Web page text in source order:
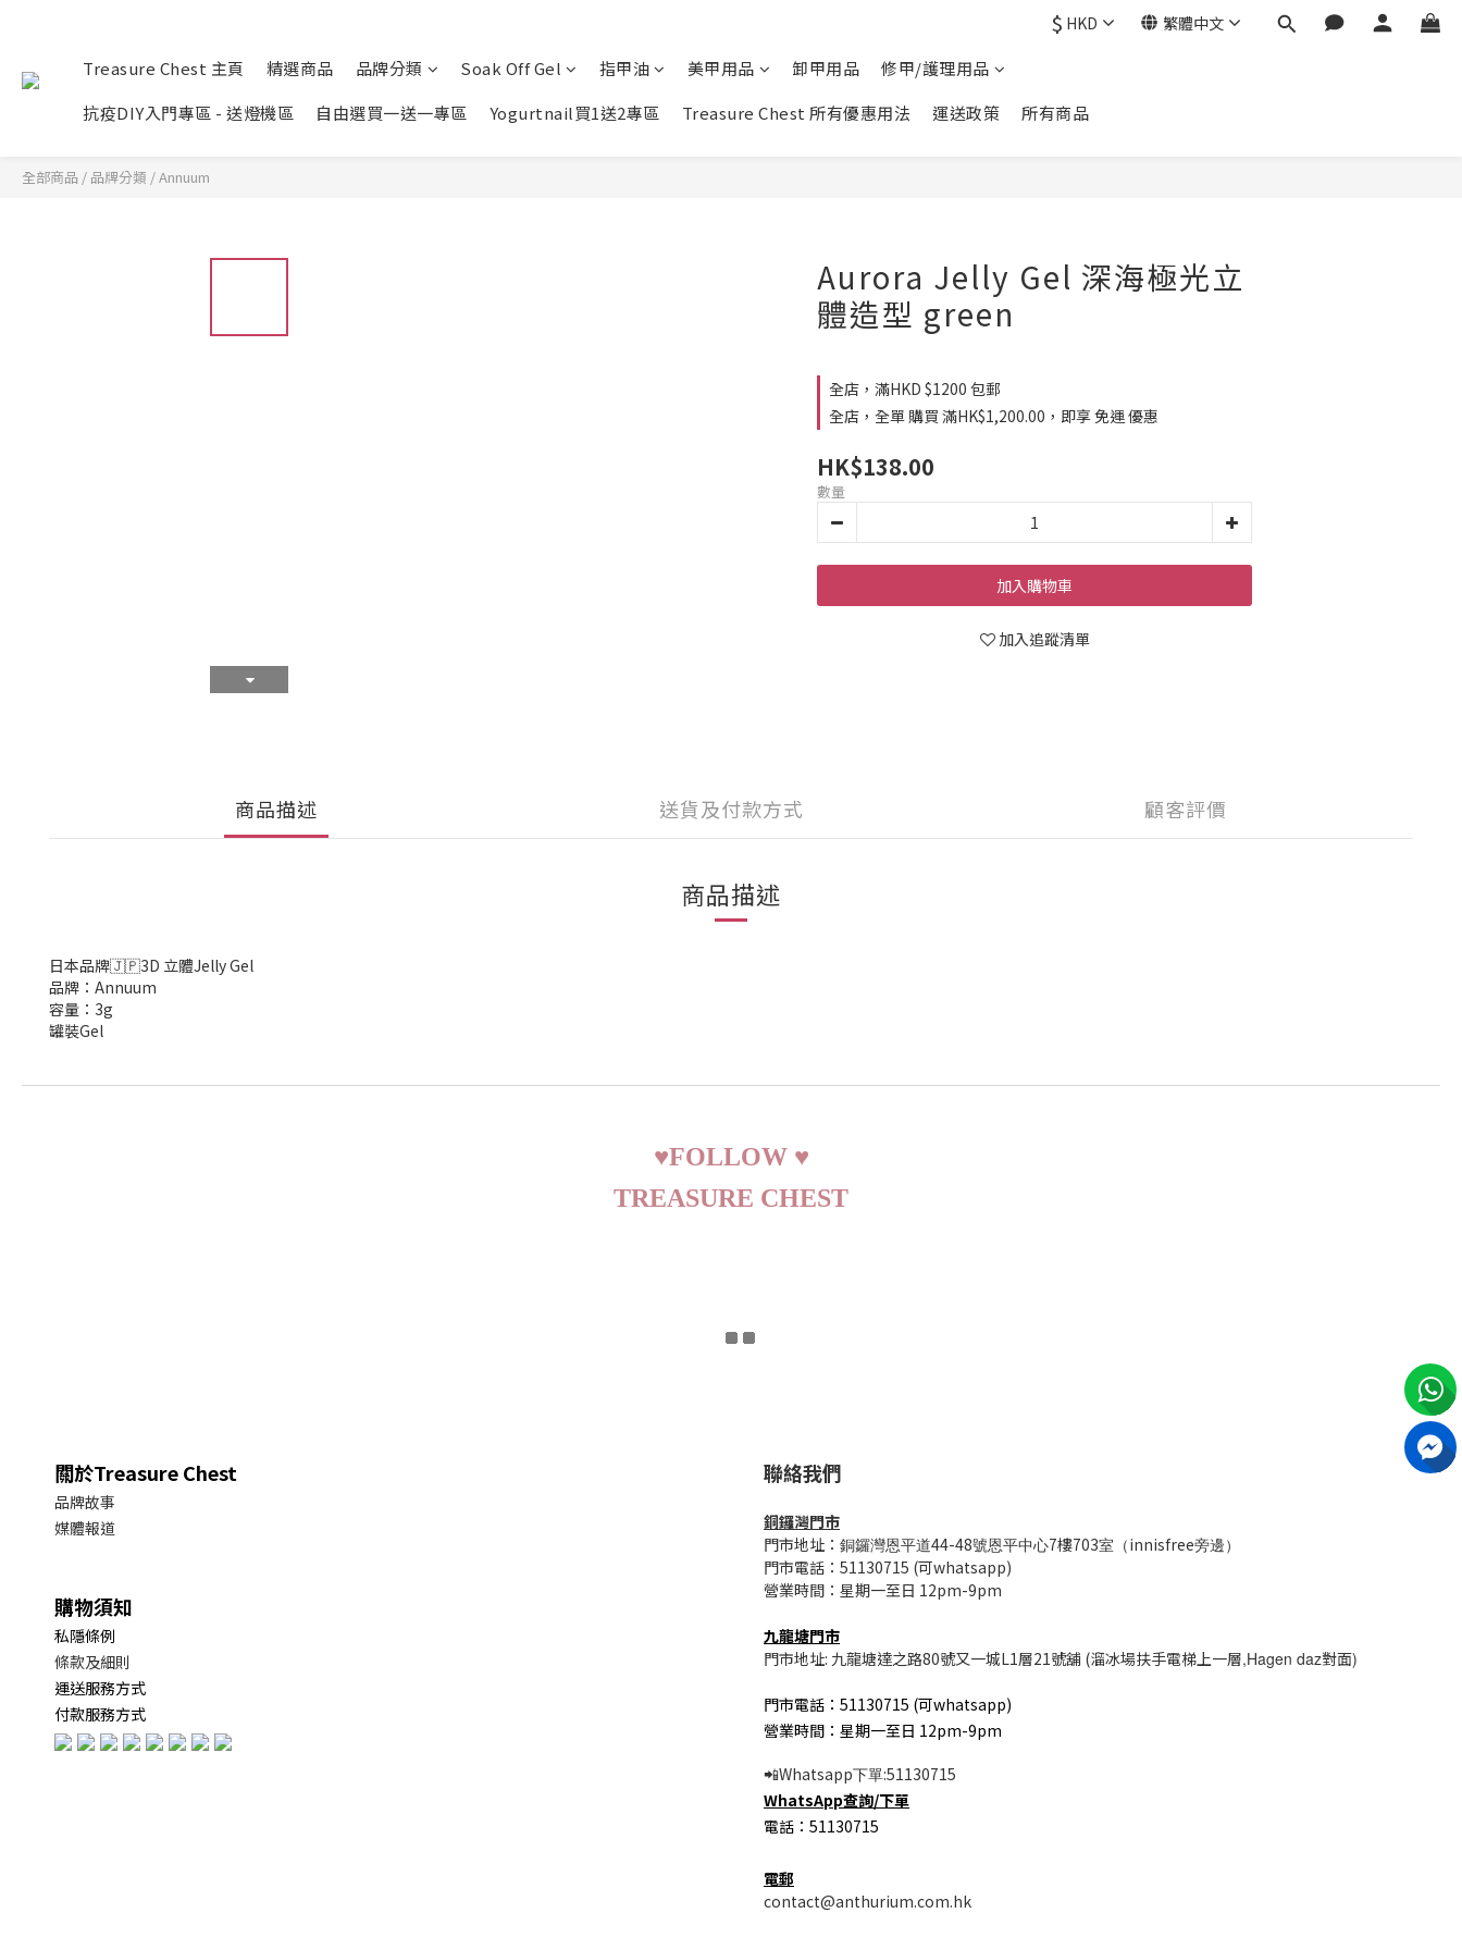
$ HKD 繁體中文
Treasure Chest 主頁 精選商品 品牌分類 Soak Off Gel 指甲油 美甲用品 卸甲用品
修甲/護理用品
抗疫DIY入門專區 - 送燈機區
自由選買一送一專區 Yogurtnail買1送2專區 Treasure Chest 所有優惠用法 運送政策 所有商品
全部商品 / 品牌分類 /Annuum
Aurora Jelly Gel 深海極光立
體造型 green
全店，滿HKD $1200 包郵
全店，全單 購買 滿HK$1,200.00，即享 免運 優惠
HK$138.00
數量
加入購物車
加入追蹤清單
商品描述 送貨及付款方式 顧客評價
商品描述
日本品牌🇯🇵3D 立體Jelly Gel
品牌：Annuum
容量：3g
罐裝Gel
♥FOLLOW ♥
TREASURE CHEST
關於Treasure Chest
品牌故事
媒體報道
購物須知
私隱條例
條款及細則
運送服務方式
付款服務方式
聯絡我們
銅鑼灣門市
門市地址： 銅鑼灣恩平道44-48號恩平中心7樓703室（ innisfree旁邊）
門市電話：51130715 (可whatsapp)
營業時間：星期一至日 12pm-9pm
九龍塘門市
門市地址: 九龍塘達之路80號又一城L1層21號舖 (溜冰場扶手電梯上一層,Hagen daz對面)
門市電話：51130715 (可whatsapp)
營業時間：星期一至日 12pm-9pm
📲Whatsapp下單:51130715
WhatsApp查詢/下單
電話：51130715
電郵
contact@anthurium.com.hk